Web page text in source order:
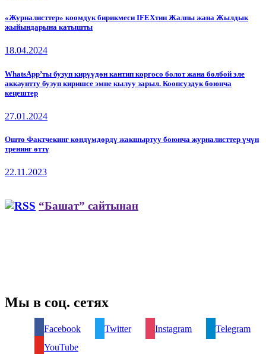
«Журналисттер» коомдук бирикмеси IFEXтин Жалпы жана Жылдык
жыйындарына катышты
18.04.2024
WhatsApp’ты бузуп кирүүдөн кантип коргосо болот жана болбой эле
аккаунтту бузуп киришсе эмне кылуу зарыл. Коопсуздук боюнча
кеңештер
27.01.2024
Ошто Фактчекинг көндүмдөрдү жакшыртуу боюнча журналисттер үчүн
тренинг өттү
22.11.2023
“Башат” сайтынан
Мы в соц. сетях
Facebook Twitter Instagram
Telegram
YouTube